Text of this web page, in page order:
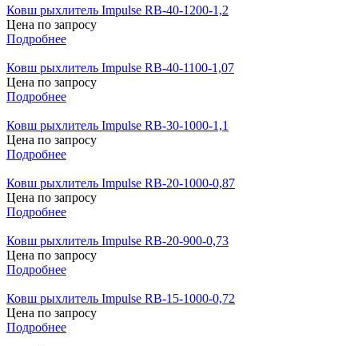
Ковш рыхлитель Impulse RB-40-1200-1,2
Цена по запросу
Подробнее
Ковш рыхлитель Impulse RB-40-1100-1,07
Цена по запросу
Подробнее
Ковш рыхлитель Impulse RB-30-1000-1,1
Цена по запросу
Подробнее
Ковш рыхлитель Impulse RB-20-1000-0,87
Цена по запросу
Подробнее
Ковш рыхлитель Impulse RB-20-900-0,73
Цена по запросу
Подробнее
Ковш рыхлитель Impulse RB-15-1000-0,72
Цена по запросу
Подробнее